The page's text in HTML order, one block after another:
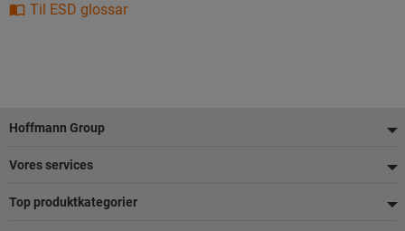
Til ESD glossar
Footer
Hoffmann Group
Vores services
Top produktkategorier